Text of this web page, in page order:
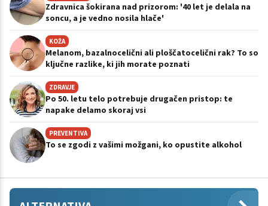
Zdravnica šokirana nad prizorom: '40 let je delala na
soncu, a je vedno nosila hlače'
KOŽA
Melanom, bazalnocelični ali ploščatocelični rak? To so
ključne razlike, ki jih morate poznati
ZDRAVJE
Po 50. letu telo potrebuje drugačen pristop: te
napake delamo skoraj vsi
PREVENTIVA
To se zgodi z vašimi možgani, ko opustite alkohol